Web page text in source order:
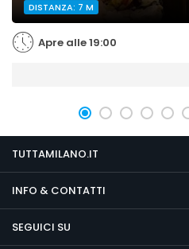
DISTANZA: 7 M
Apre alle 19:00
TUTTAMILANO.IT
INFO & CONTATTI
SEGUICI SU